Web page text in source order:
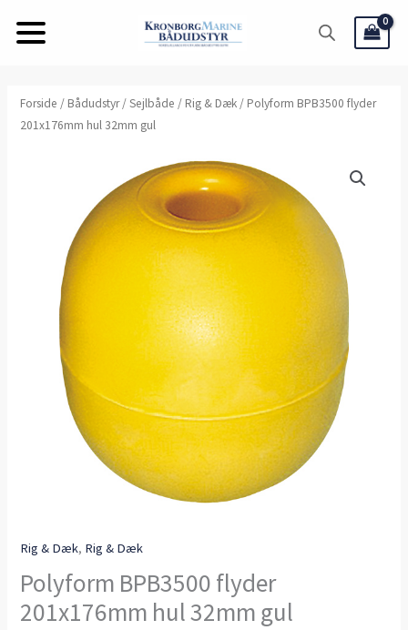
Forside / Bådudstyr/Sejlbåde / Rig & Dæk / Polyform BPB3500 flyder
201x176mm hul 32mm gul
Rig & Dæk, Rig & Dæk
Polyform BPB3500 flyder
201x176mm hul 32mm gul
Polyform
BPB3500